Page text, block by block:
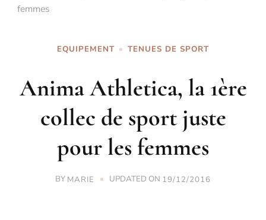
femmes
EQUIPEMENT TENUES DE SPORT
Anima Athletica, la 1ère
collec de sport juste
pour les femmes
BY MARIE UPDATED ON 19/12/2016